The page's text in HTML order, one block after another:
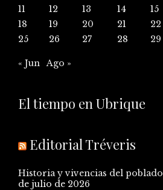
11
12 13 14 15
18
19 20 21 22
25
26 27 28 29
« Jun Ago »
El tiempo en Ubrique
Editorial Tréveris
Historia y vivencias del
de julio de 2026